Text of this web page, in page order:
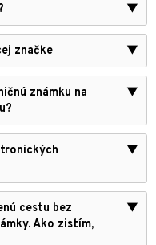
▼
značke ▼
známku na
▼
▼
cestu bez
Ako zistím,
▼